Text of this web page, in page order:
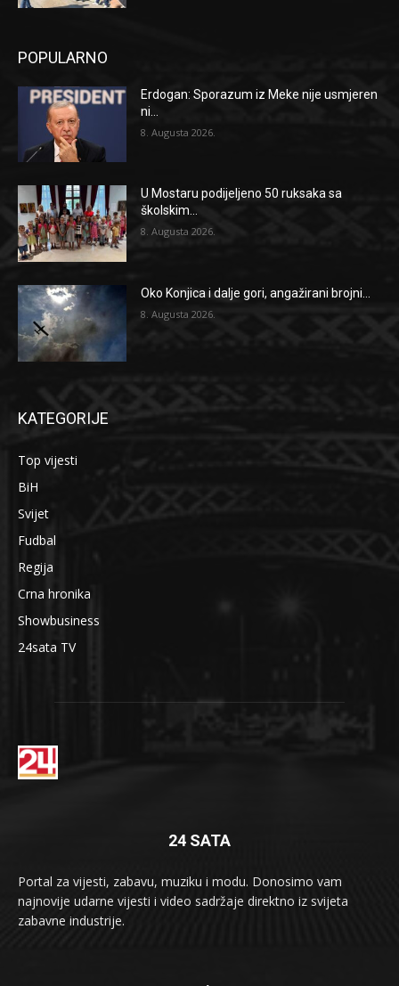
POPULARNO
Erdogan: Sporazum iz Meke nije usmjeren
ni...
8. Augusta 2026.
U Mostaru podijeljeno 50 ruksaka sa
školskim...
8. Augusta 2026.
Oko Konjica i dalje gori, angažirani brojni...
8. Augusta 2026.
KATEGORIJE
Top vijesti
BiH
Svijet
Fudbal
Regija
Crna hronika
Showbusiness
24sata TV
24 SATA
Portal za vijesti, zabavu, muziku i modu. Donosimo vam
najnovije udarne vijesti i video sadržaje direktno iz svijeta
zabavne industrije.